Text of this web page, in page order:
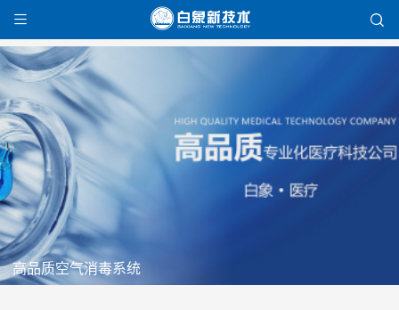
 
高品质空气消毒系统